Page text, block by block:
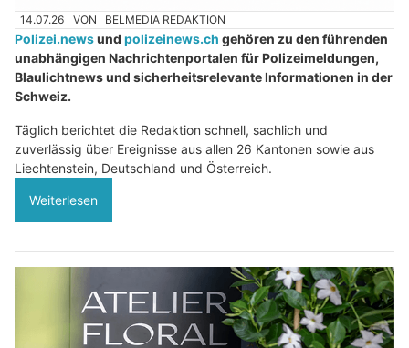
14.07.26 VON BELMEDIA REDAKTION
Polizei.newsund polizeinews.ch gehören zu den führenden
unabhängigen Nachrichtenportalen für Polizeimeldungen,
Blaulichtnews und sicherheitsrelevante Informationen in der
Schweiz.
Täglich berichtet die Redaktion schnell, sachlich und
zuverlässig über Ereignisse aus allen 26 Kantonen sowie aus
Liechtenstein, Deutschland und Österreich.
Weiterlesen